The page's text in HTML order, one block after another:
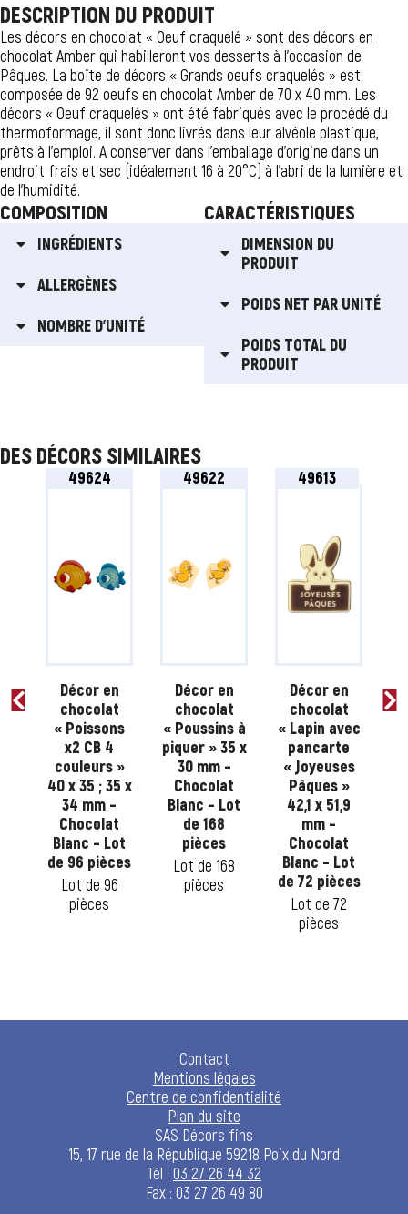
DESCRIPTION DU PRODUIT
Les décors en chocolat « Oeuf craquelé » sont des décors en
chocolat Amber qui habilleront vos desserts à l’occasion de
Pâques. La boîte de décors « Grands oeufs craquelés » est
composée de 92 oeufs en chocolat Amber de 70 x 40 mm. Les
décors « Oeuf craquelés » ont été fabriqués avec le procédé du
thermoformage, il sont donc livrés dans leur alvéole plastique,
prêts à l’emploi. A conserver dans l’emballage d’origine dans un
endroit frais et sec (idéalement 16 à 20°C) à l’abri de la lumière et
de l’humidité.
COMPOSITION
INGRÉDIENTS
ALLERGÈNES
NOMBRE D'UNITÉ
CARACTÉRISTIQUES
DIMENSION DU
PRODUIT
POIDS NET PAR UNITÉ
POIDS TOTAL DU
PRODUIT
DES DÉCORS SIMILAIRES
49624
Décor en
chocolat
« Poissons
x2 CB 4
couleurs »
40 x 35 ; 35 x
34 mm –
Chocolat
Blanc – Lot
de 96 pièces
Lot de 96
pièces
49622
Décor en
chocolat
« Poussins à
piquer » 35 x
30 mm –
Chocolat
Blanc – Lot
de 168
pièces
Lot de 168
pièces
49613
Décor en
chocolat
« Lapin avec
pancarte
« Joyeuses
Pâques »
42,1 x 51,9
mm –
Chocolat
Blanc – Lot
de 72 pièces
Lot de 72
pièces
Contact
Mentions légales
Centre de confidentialité
Plan du site
SAS Décors fins
15, 17 rue de la République 59218 Poix du Nord
Tél : 03 27 26 44 32
Fax : 03 27 26 49 80